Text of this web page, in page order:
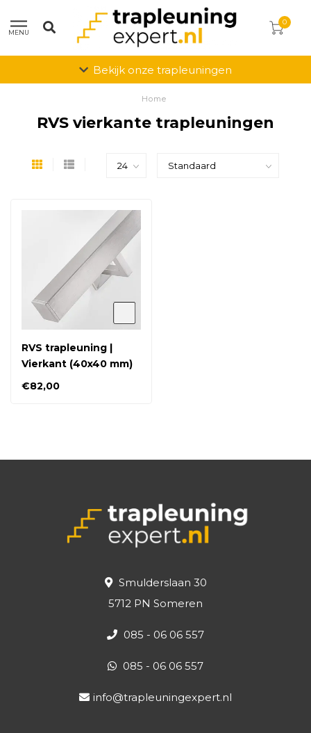
MENU
0
Bekijk onze trapleuningen
Home
RVS vierkante trapleuningen
RVS trapleuning |
Vierkant (40x40 mm)
€82,00
Smulderslaan 30
5712 PN Someren
085 - 06 06 557
085 - 06 06 557
info@trapleuningexpert.nl